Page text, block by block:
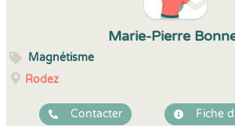
Marie-Pierre
Magnétisme
Rodez
Contacter Fiche